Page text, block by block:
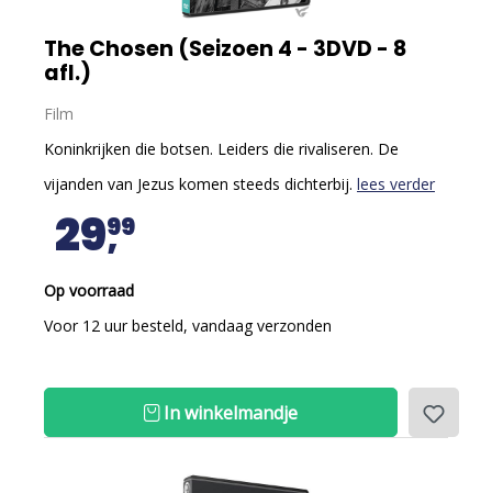
The Chosen (Seizoen 4 - 3DVD - 8
afl.)
Film
Koninkrijken die botsen. Leiders die rivaliseren. De
vijanden van Jezus komen steeds dichterbij. lees verder
2999
Op voorraad
Voor 12 uur besteld, vandaag verzonden
In winkelmandje